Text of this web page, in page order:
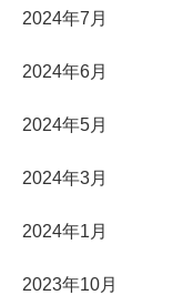
2024年7月
2024年6月
2024年5月
2024年3月
2024年1月
2023年10月